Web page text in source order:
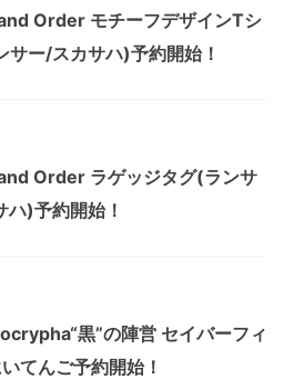
Order モチーフデザインTシ
サー/スカサハ)予約開始！
Order ラゲッジタグ(ランサ
ハ)予約開始！
黒”の陣営 セイバーフィ
てんご予約開始！